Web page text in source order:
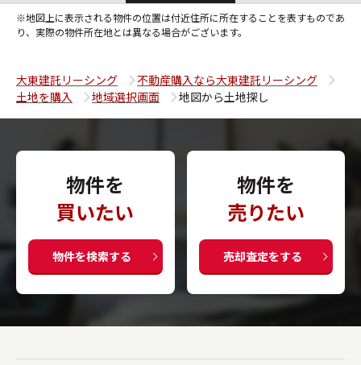
※地図上に表示される物件の位置は付近住所に所在することを表すものであ
り、実際の物件所在地とは異なる場合がございます。
大東建託リーシング
不動産購入なら大東建託リーシング
土地を購入
地域選択画面 地図から土地探し
物件を
買いたい
物件を検索する
物件を
売りたい
売却査定をする